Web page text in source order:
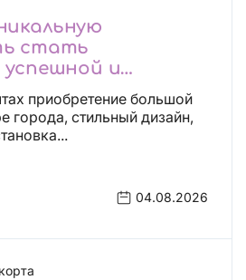
стать
и
приобретение большой
города, стильный дизайн,
04.08.2026